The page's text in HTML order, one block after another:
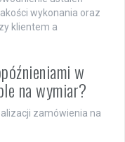
wykonania oraz
klientem a
w
na wymiar?
zamówienia na